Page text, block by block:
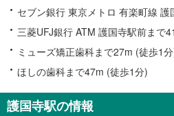
セブン銀行 東京メトロ 有楽町線
三菱UFJ銀行 ATM 護国寺駅前まで
ミューズ矯正歯科まで27m (徒歩1
ほしの歯科まで47m (徒歩1分)
護国寺駅の情報